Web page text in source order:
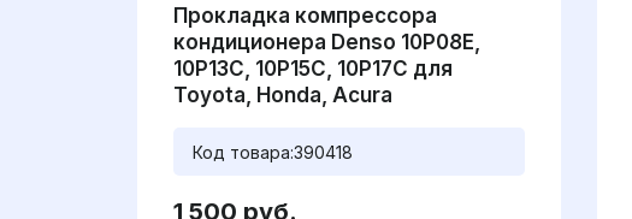
Прокладка компрессора
кондиционера Denso 10P08E,
10P13C, 10P15C, 10P17C для
Toyota, Honda, Acura
Код товара:390418
1 500 руб.